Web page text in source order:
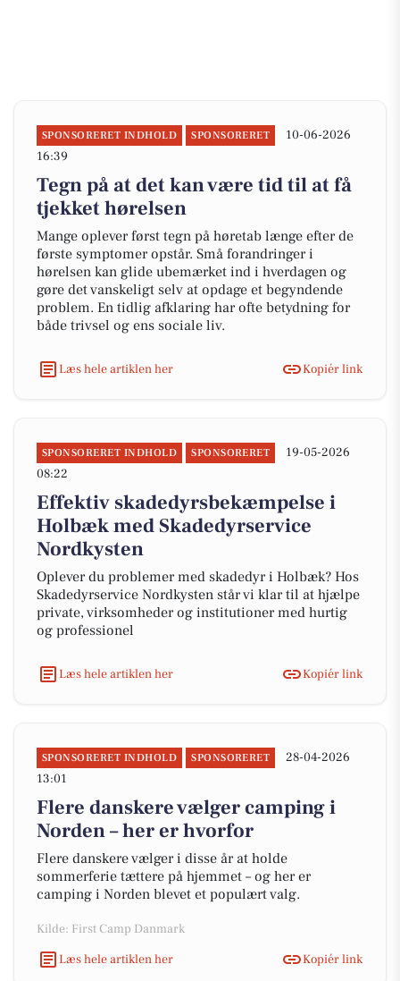
SPONSORERET INDHOLD SPONSORERET
10-06-2026
16:39
Tegn på at det kan være tid til at få
tjekket hørelsen
Mange oplever først tegn på høretab længe efter de
første symptomer opstår. Små forandringer i
hørelsen kan glide ubemærket ind i hverdagen og
gøre det vanskeligt selv at opdage et begyndende
problem. En tidlig afklaring har ofte betydning for
både trivsel og ens sociale liv.
Læs hele artiklen her Kopiér link
SPONSORERET INDHOLD SPONSORERET
19-05-2026
08:22
Effektiv skadedyrsbekæmpelse i
Holbæk med Skadedyrservice
Nordkysten
Oplever du problemer med skadedyr i Holbæk? Hos
Skadedyrservice Nordkysten står vi klar til at hjælpe
private, virksomheder og institutioner med hurtig
og professionel
Læs hele artiklen her Kopiér link
SPONSORERET INDHOLD SPONSORERET
28-04-2026
13:01
Flere danskere vælger camping i
Norden – her er hvorfor
Flere danskere vælger i disse år at holde
sommerferie tættere på hjemmet – og her er
camping i Norden blevet et populært valg.
Kilde: First Camp Danmark
Læs hele artiklen her
Kopiér link